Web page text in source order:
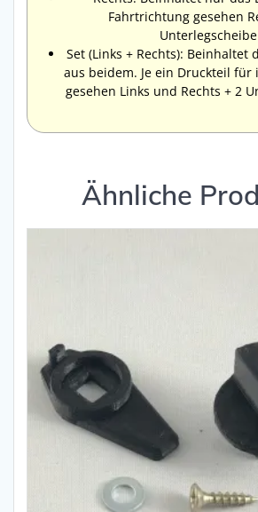
Fahrtrichtung gesehen
Unterlegscheibe
Set (Links + Rechts): Beinhaltet
aus beidem. Je ein Druckteil
gesehen Links und Rechts + 2
Ähnliche